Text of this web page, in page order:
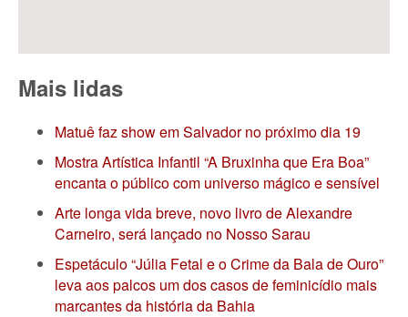
Mais lidas
Matuê faz show em Salvador no próximo dia 19
Mostra Artística Infantil “A Bruxinha que Era Boa”
encanta o público com universo mágico e sensível
Arte longa vida breve, novo livro de Alexandre
Carneiro, será lançado no Nosso Sarau
Espetáculo “Júlia Fetal e o Crime da Bala de Ouro”
leva aos palcos um dos casos de feminicídio mais
marcantes da história da Bahia